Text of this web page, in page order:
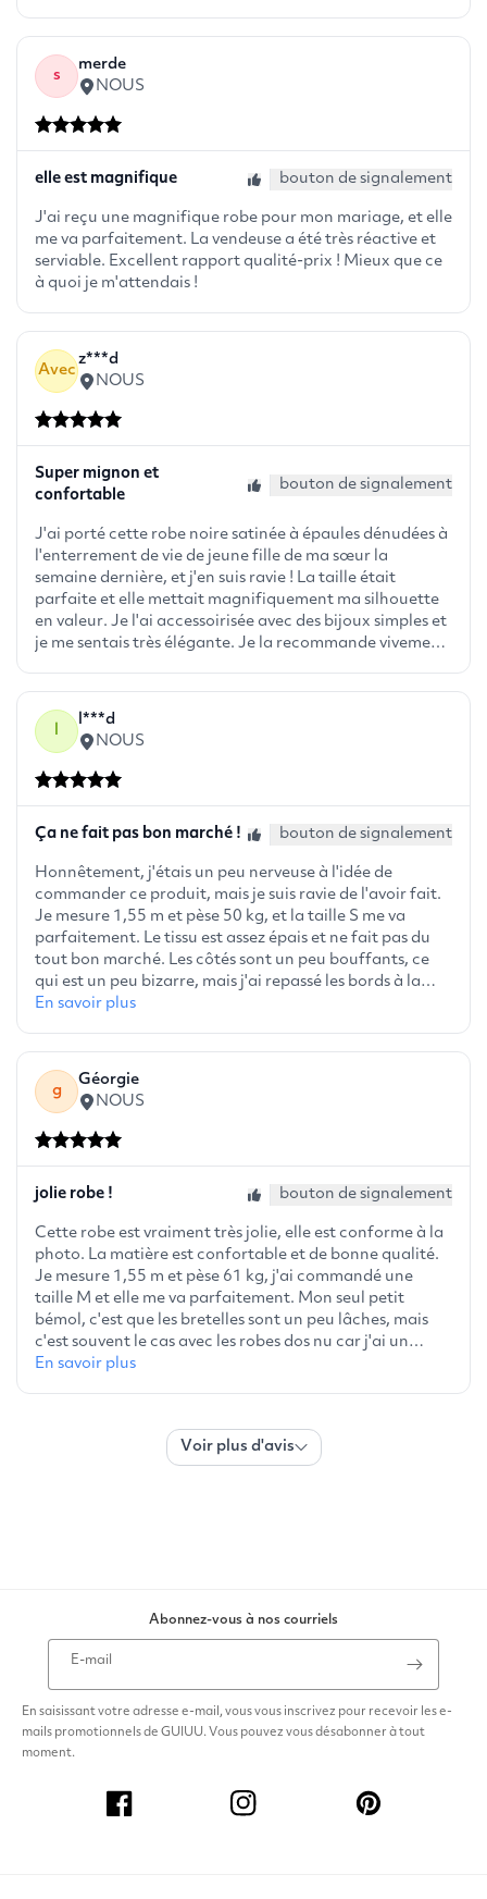
Abonnez-vous à nos courriels
E-mail
En saisissant votre adresse e-mail, vous vous inscrivez pour recevoir les e-
mails promotionnels de GUIUU. Vous pouvez vous désabonner à tout
moment.
Facebook Instagram Pinterest